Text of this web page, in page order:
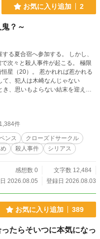
お気に入り追加 2
？～
合宿へ参加する。 しかし、
々と殺人事件が起こる。 極限
れれば惹かれる
件
ンス
クローズドサークル
殺人事件 シリアス
感想数 0
文字数 12,484
2026.08.05
登録日 2026.08.03
お気に入り追加 389
たらそいつに本気になっ